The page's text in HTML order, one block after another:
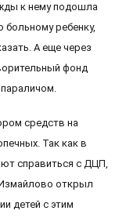
к нему подошла
ребенку,
А еще через
фонд
средств на
Так как в
справиться с ДЦП,
открыл
детей с этим